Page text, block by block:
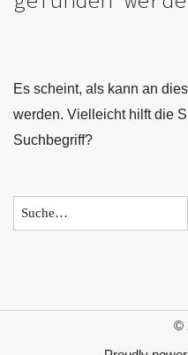
Es scheint, als kann an
werden. Vielleicht hilft die
Suchbegriff?
©